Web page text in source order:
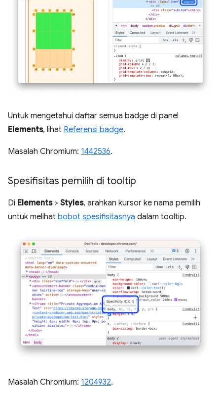
Untuk mengetahui daftar semua badge di panel
Elements, lihat Referensi badge.
Masalah Chromium: 1442536.
Spesifisitas pemilih di tooltip
Di Elements> Styles, arahkan kursor ke nama pemilih
untuk melihat bobot spesifisitasnya dalam tooltip.
Masalah Chromium: 1204932.